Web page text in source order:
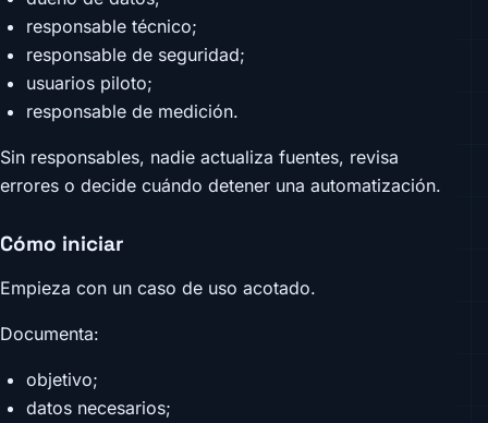
responsable técnico;
responsable de seguridad;
usuarios piloto;
responsable de medición.
Sin responsables, nadie actualiza fuentes, revisa
errores o decide cuándo detener una automatización.
Cómo iniciar
Empieza con un caso de uso acotado.
Documenta:
objetivo;
datos necesarios;